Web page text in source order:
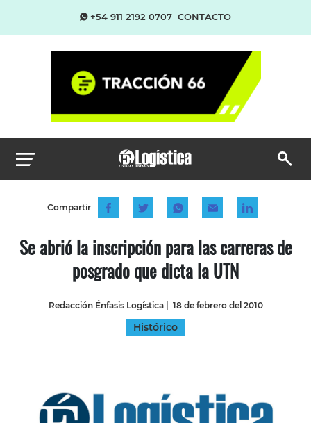
+54 911 2192 0707 CONTACTO
Compartir
Se abrió la inscripción para las carreras de
posgrado que dicta la UTN
Redacción Énfasis Logística| 18 de febrero del 2010
Histórico